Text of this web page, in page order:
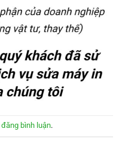
đăng bình luận.